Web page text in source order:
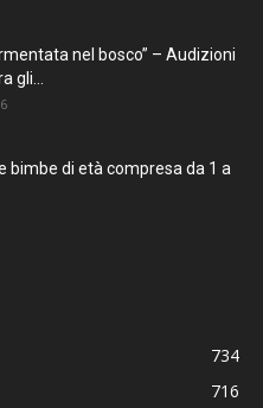
nel bosco” – Audizioni
gli...
bimbe di età compresa da 1 a
734
716